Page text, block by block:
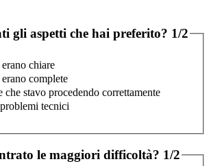
gli aspetti che hai preferito? 1/2
chiare
complete
che stavo procedendo correttamente
tecnici
le maggiori difficoltà? 1/2